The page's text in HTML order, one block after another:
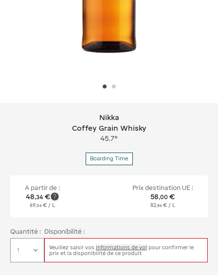
Nikka Coffey Grain Whisky
Nikka
Coffey Grain Whisky
45.7°
Boarding Time
A partir de :
48,34 €
69, 06 € / L
Prix destination UE :
58,00 €
82, 86 € / L
Quantité : Disponibilité :
Veuillez saisir vos informations de vol pour confirmer le
prix et la disponibilité de ce produit